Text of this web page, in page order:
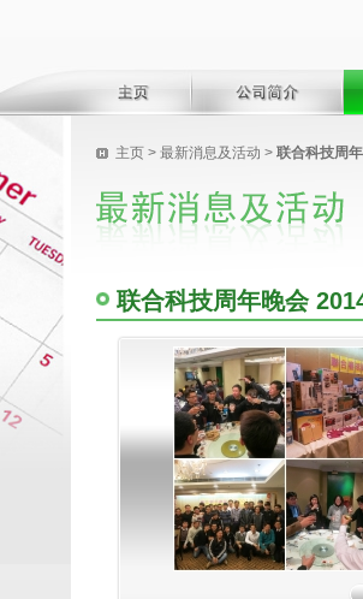
主页 > 最新消息及活动 > 联合科技周
联合科技周年晚会